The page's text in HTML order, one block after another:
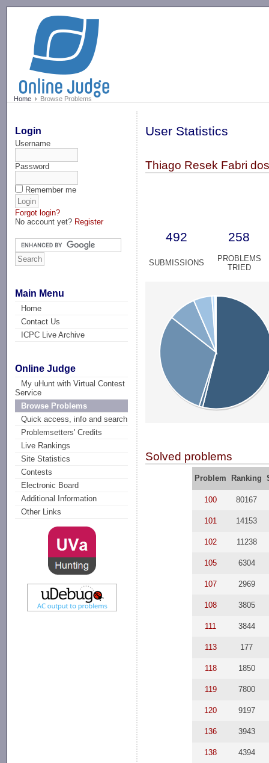
Home Browse Problems
Login
Username
Password
Remember me
Forgot login?
No account yet? Register
Main Menu
Home
Contact Us
ICPC Live Archive
Online Judge
My uHunt with Virtual Contest
Service
Browse Problems
Quick access, info and search
Problemsetters' Credits
Live Rankings
Site Statistics
Contests
Electronic Board
Additional Information
Other Links
User Statistics
Thiago Resek Fabri
492 258
SUBMISSIONS
PROBLEMS
TRIED
Solved problems
Problem Ranking
100 80167
101 14153
102 11238
105 6304
107 2969
108 3805
111 3844
113 177
118 1850
119 7800
120 9197
136 3943
138 4394